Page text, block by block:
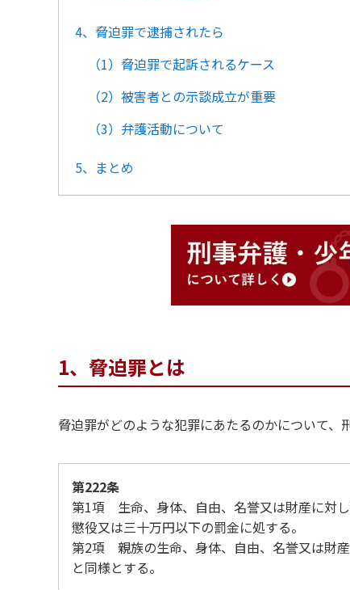
4、脅迫罪で逮捕されたら
（1）脅迫罪で起訴されるケース
（2）被害者との示談成立が重要
（3）弁護活動について
5、まとめ
1、脅迫罪とは
脅迫罪がどのような犯罪にあたるのかについて、
第222条
第1項 生命、身体、自由、名誉又は財産に対
懲役又は三十万円以下の罰金に処する。
第2項 親族の生命、身体、自由、名誉又は財
と同様とする。